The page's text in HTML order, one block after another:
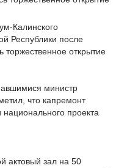
Калинского
Республики после
торжественное открытие
министр
что капремонт
проекта
актовый зал на 50